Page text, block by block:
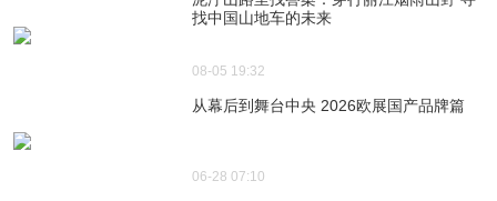
找中国山地车的未来
08-05 19:32
从幕后到舞台中央 2026欧展国产品牌篇
06-28 07:10